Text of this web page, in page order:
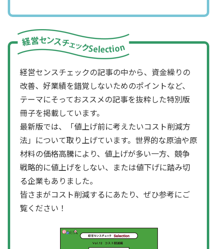
経営センスチェックの記事の中から、資金繰りの
改善、好業績を錯覚しないためのポイントなど、
テーマにそっておススメの記事を抜粋した特別版
冊子を掲載しています。
最新版では、「値上げ前に考えたいコスト削減方
法」について取り上げています。世界的な原油や原
材料の価格高騰により、値上げが多い一方、競争
戦略的に値上げをしない、または値下げに踏み切
る企業もありました。
皆さまがコスト削減するにあたり、ぜひ参考にご
覧ください！